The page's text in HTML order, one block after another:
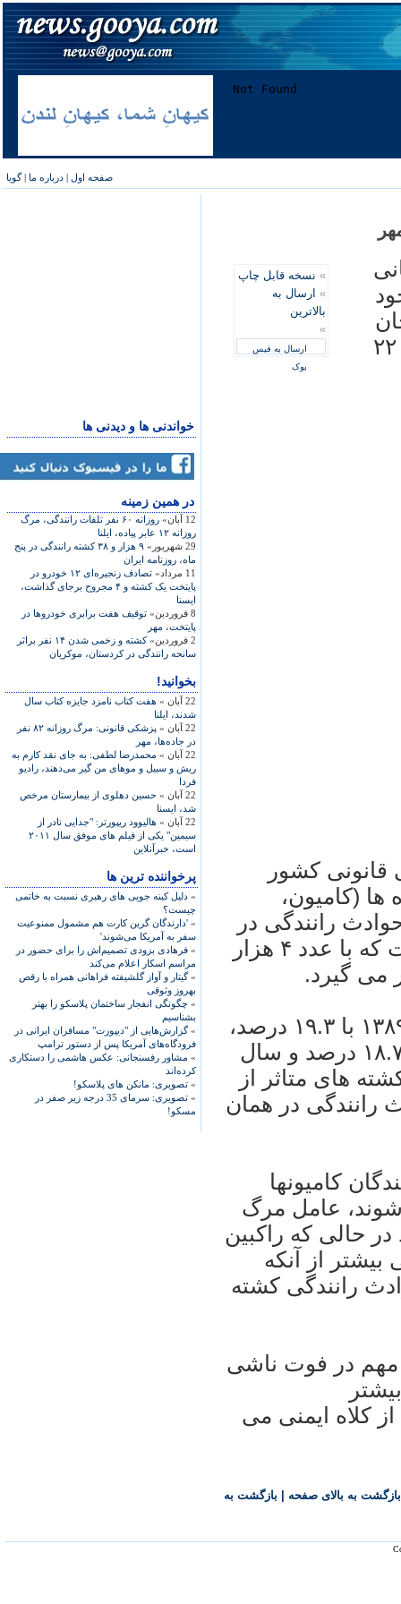
صفحه اول | درباره ما |گویا
خواندنی ها و دیدنی ها
در همين زمينه
12 آبان»
روزانه ۶۰ نفر تلفات رانندگی، مرگ
روزانه ۱۲ عابر پياده، ايلنا
29 شهریور»
۹ هزار و ۳۸ کشته رانندگی در پنج
ماه، روزنامه ايران
11 مرداد»
تصادف زنجيره‌ای ۱۲ خودرو در
پايتخت يک کشته و ۴ مجروح برجای گذاشت،
ايسنا
8 فروردین»
توقيف هفت برابری خودروها در
پايتخت، مهر
2 فروردین»
کشته و زخمی شدن ۱۴ نفر براثر
سانحه رانندگی در کردستان، موکريان
بخوانید!
22 آبان »
هفت کتاب نامزد جايزه‌ کتاب سال
شدند، ايلنا
22 آبان »
پزشکی قانونی: مرگ روزانه ۸۲ نفر
در جاده‌ها، مهر
22 آبان »
محمدرضا لطفی: به جای نقد کارم به
ريش و سبيل و موهای من گير می‌دهند، راديو
فردا
22 آبان »
حسين دهلوی از بيمارستان مرخص
شد، ايسنا
22 آبان »
هاليوود ريپورتر: "جدايی نادر از
سيمين" يکی از فيلم های موفق سال ۲۰۱۱
است، خبرآنلاين
پرخواننده ترین ها
» دلیل کینه جویی های رهبری نسبت به خاتمی
چیست؟
» 'دارندگان گرین کارت هم مشمول ممنوعیت
سفر به آمریکا می‌شوند'
» فرهادی بزودی تصمیم‌اش را برای حضور در
مراسم اسکار اعلام می‌کند
»گیتار و آواز گلشیفته فراهانی همراه با رقص
بهروز وثوقی
» چگونگی انفجار ساختمان پلاسکو را بهتر
بشناسیم
»گزارش‌هایی از "دیپورت" مسافران ایرانی در
فرودگاه‌های آمریکا پس از دستور ترامپ
» مشاور رفسنجانی: عکس هاشمی را دستکاری
کرده‌اند
» تصویری: مانکن های پلاسکو!
»
تصویری: سرمای 35 درجه زیر صفر در
مسکو!
» نسخه قابل چاپ
» ارسال به
بالاترین
»
ارسال به فیس
بوک
باختند که در مرگ ۱۹.۱ درصد آنان يعنی ۲۲
کشور
ها (کاميون،‌
رانندگی در
پنج سال اخير مربوط به سال ۱۳۸۶ است که با عدد ۴ هزار
بر اساس اين گزارش، پس از آن سال ۱۳۸۹ با ۱۹.۳ درصد،
سال ۱۳۸۸ با ۱۹.۱ درصد، سال ۱۳۸۷ با ۱۸.۷ درصد و سال
کشته های متاثر از
رانندگی در همان
کاميونها
شوند، عامل مرگ
در حالی که راکبين
از آنکه
رانندگی کشته
مهم در فوت ناشی
کلاه ايمنی می
بازگشت به بالای صفحه بازگشت به